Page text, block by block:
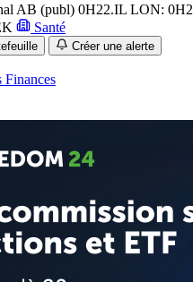
AB (publ) 0H22.IL LON:
Santé
Créer une alerte
Finances